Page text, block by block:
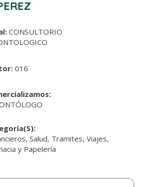
CONSULTORIO
016
Salud, Tramites, Viajes,
y Papelería